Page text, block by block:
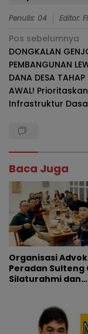
Penulis: 04 Editor:
Navigasi
pos
Pos sebelumnya
DONGKALAN
PEMBANGUNAN
DANA DESA TAHAP
AWAL! Prioritaskan
Infrastruktur
Baca Juga
Organisasi
Peradan Sulteng
Silaturahmi dan
Dicky Patadjenu